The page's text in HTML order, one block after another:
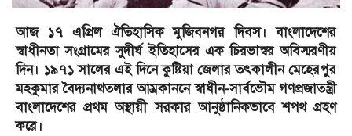
আজ ১৭ এপ্রিল ঐতিহাসিক মুজিবনগর দিবস। বাংলাদেশের
স্বাধীনতা সংগ্রামের সুদীর্ঘ ইতিহাসের এক চিরভাস্বর অবিস্মরণীয়
দিন। ১৯৭১ সালের এই দিনে কুষ্টিয়া জেলার তৎকালীন মেহেরপুর
মহকুমার বৈদ্যনাথতলার আম্রকাননে স্বাধীন-সার্বভৌম গণপ্রজাতন্ত্রী
বাংলাদেশের প্রথম অস্থায়ী সরকার আনুষ্ঠানিকভাবে শপথ গ্রহণ
করে।